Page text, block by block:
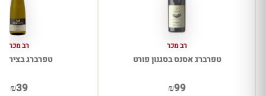
רב מכר
טפרברג אסנס בסגנון פורט
₪99
רב מכר
טפרברג בציר
₪39